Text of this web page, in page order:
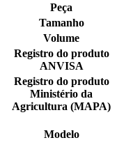
Peça
Tamanho
Volume
Registro do produto
ANVISA
Registro do produto
Ministério da
Agricultura (MAPA)
Modelo